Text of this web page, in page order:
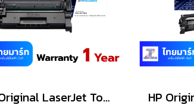
HP Original LaserJet Toner Cartridge 76A CF276A